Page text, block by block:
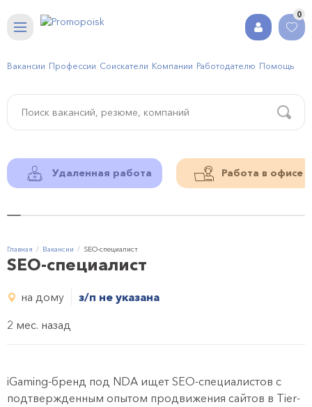
0
Вакансии Профессии Соискатели Компании Работодателю Помощь
Удаленная работа Работа в офисе
Главная Вакансии SEO-специалист
SEO-специалист
на дому
з/п не указана
2 мес. назад
iGaming-бренд под NDA ищет SEO-специалистов с
подтвержденным опытом продвижения сайтов в Tier-